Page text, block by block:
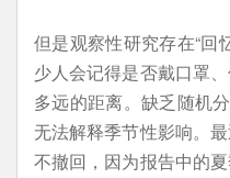
但是观察性研究存在“回
少人会记得是否戴口罩
多远的距离。缺乏随机
无法解释季节性影响。
不撤回，因为报告中的